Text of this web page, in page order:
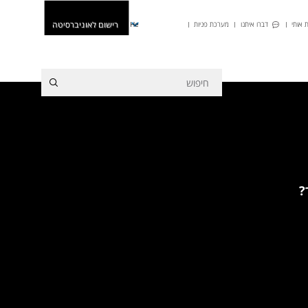
אותי דברו איתנו מערכת פניות He רישום לאוניברסיטה
הפסיכומטרית- החל ממועד
חברה ומדיניות. להרשמה